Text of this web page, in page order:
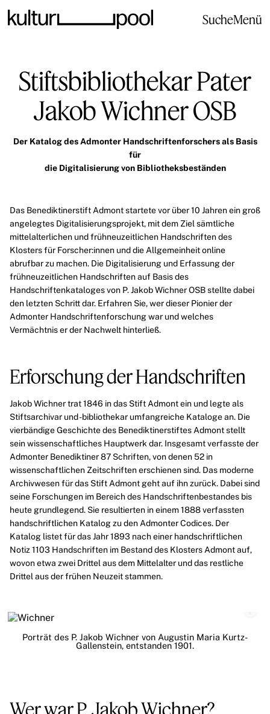
SucheMenü
Stiftsbibliothekar Pater
Jakob Wichner OSB
Der Katalog des Admonter Handschriftenforschers als Basis
für
die Digitalisierung von Bibliotheksbeständen
Das Benediktinerstift Admont startete vor über 10 Jahren ein groß
angelegtes Digitalisierungsprojekt, mit dem Ziel sämtliche
mittelalterlichen undfrühneuzeitlichen Handschriften des
Klosters für Forscher:innen und die Allgemeinheit online
abrufbar zu machen. Die Digitalisierung und Erfassung der
frühneuzeitlichen Handschriften auf Basis des
Handschriftenkatalogesvon P. Jakob Wichner OSB stellte dabei
den letzten Schritt dar. Erfahren Sie, wer dieser Pionier der
Admonter Handschriftenforschung war und welches
Vermächtnis er der Nachwelt hinterließ.
Erforschung der Handschriften
Jakob Wichner trat 1846 in das Stift Admont ein und legte als
Stiftsarchivar und -bibliothekar umfangreiche Kataloge an. Die
vierbändigeGeschichte des Benediktinerstiftes Admontstellt
sein wissenschaftliches Hauptwerk dar. Insgesamt verfasste der
Admonter Benediktiner 87 Schriften, von denen 52 in
wissenschaftlichen Zeitschriften erschienen sind. Das moderne
Archivwesen für das Stift Admont geht auf ihn zurück. Dabei sind
seine Forschungen im Bereich des Handschriftenbestandes bis
heute grundlegend. Sie resultierten in einem 1888 verfassten
handschriftlichen Katalog zu den Admonter Codices. Der
Katalog listet für das Jahr 1893 nach einer handschriftlichen
Notiz 1103 Handschriften im Bestand des Klosters Admont auf,
wovon etwa zwei Drittel aus dem Mittelalter und das restliche
Drittel aus der frühen Neuzeit stammen.
Porträt des P. Jakob Wichner von Augustin Maria Kurtz-
Gallenstein, entstanden 1901.
Wer war P. Jakob Wichner?